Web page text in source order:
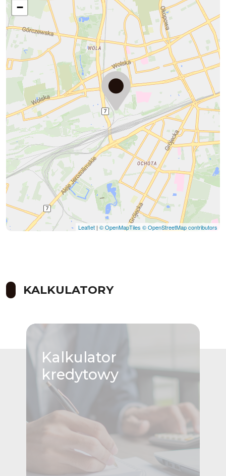
−
Leaflet | © OpenMapTiles © OpenStreetMap contributors
KALKULATORY
Kalkulator
kredytowy